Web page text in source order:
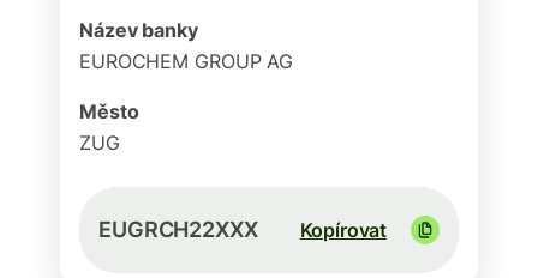
Název banky
EUROCHEM GROUP AG
Město
ZUG
EUGRCH22XXX Kopírovat